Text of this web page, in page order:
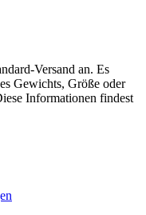
Versand an. Es
Gewichts, Größe oder
Informationen findest